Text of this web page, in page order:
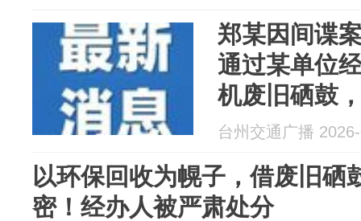
某被给予党
郑某因间谍
通过某单位
机废旧硒鼓
文件再次打
织，王某被
台州交通广播
以环保回收为幌子，借废旧硒
密！经办人被严肃处分